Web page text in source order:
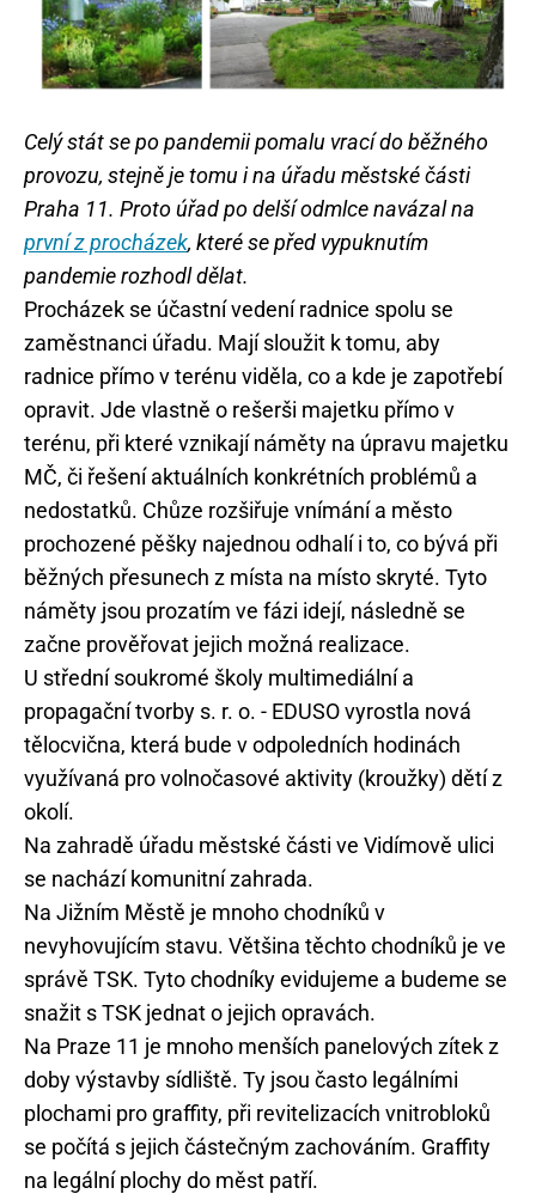
Celý stát se po pandemii pomalu vrací do běžného
provozu, stejně je tomu i na úřadu městské části
Praha 11. Proto úřad po delší odmlce navázal na
první z procházek, které se před vypuknutím
pandemie rozhodl dělat.
Procházek se účastní vedení radnice spolu se
zaměstnanci úřadu. Mají sloužit k tomu, aby
radnice přímo v terénu viděla, co a kde je zapotřebí
opravit. Jde vlastně o rešerši majetku přímo v
terénu, při které vznikají náměty na úpravu majetku
MČ, či řešení aktuálních konkrétních problémů a
nedostatků. Chůze rozšiřuje vnímání a město
prochozené pěšky najednou odhalí i to, co bývá při
běžných přesunech z místa na místo skryté. Tyto
náměty jsou prozatím ve fázi idejí, následně se
začne prověřovat jejich možná realizace.
U střední soukromé školy multimediální a
propagační tvorby s. r. o. - EDUSO vyrostla nová
tělocvična, která bude v odpoledních hodinách
využívaná pro volnočasové aktivity (kroužky) dětí z
okolí.
Na zahradě úřadu městské části ve Vidímově ulici
se nachází komunitní zahrada.
Na Jižním Městě je mnoho chodníků v
nevyhovujícím stavu. Většina těchto chodníků je ve
správě TSK. Tyto chodníky evidujeme a budeme se
snažit s TSK jednat o jejich opravách.
Na Praze 11 je mnoho menších panelových zítek z
doby výstavby sídliště. Ty jsou často legálními
plochami pro graffity, při revitelizacích vnitrobloků
se počítá s jejich částečným zachováním. Graffity
na legální plochy do měst patří.